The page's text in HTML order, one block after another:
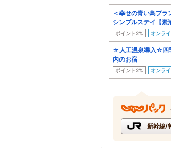
＜幸せの青い鳥プ
シンプルステイ【素
ポイント2% オンラ
☆人工温泉導入☆四
内のお宿
ポイント2% オンラ
新幹線/